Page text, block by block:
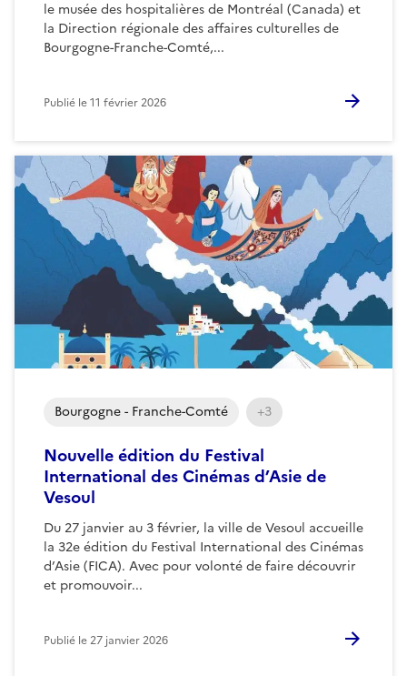
le musée des hospitalières de Montréal (Canada) et
la Direction régionale des affaires culturelles de
Bourgogne-Franche-Comté,...
Publié le11 février 2026
Nouvelle édition du Festival
International des Cinémas d’Asie de
Vesoul
Du 27 janvier au 3 février, la ville de Vesoul accueille
la 32e édition du Festival International des Cinémas
d’Asie (FICA). Avec pour volonté de faire découvrir
et promouvoir...
Bourgogne - Franche-Comté +3
Publié le27 janvier 2026